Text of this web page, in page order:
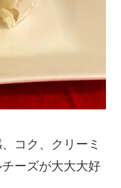
コク、クリーミ
ーズが大大大好